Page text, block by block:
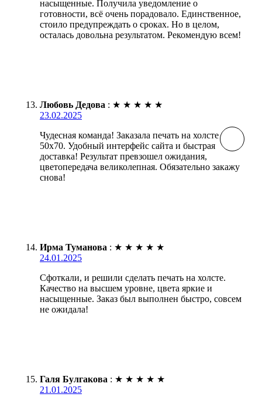
насыщенные. Получила уведомление о
готовности, всё очень порадовало. Единственное,
стоило предупреждать о сроках. Но в целом,
осталась довольна результатом. Рекомендую всем!
Любовь Дедова : ★ ★ ★ ★ ★
23.02.2025
Чудесная команда! Заказала печать на холсте
50х70. Удобный интерфейс сайта и быстрая
доставка! Результат превзошел ожидания,
цветопередача великолепная. Обязательно закажу
снова!
Ирма Туманова : ★ ★ ★ ★ ★
24.01.2025
Сфоткали, и решили сделать печать на холсте.
Качество на высшем уровне, цвета яркие и
насыщенные. Заказ был выполнен быстро, совсем
не ожидала!
Галя Булгакова : ★ ★ ★ ★ ★
21.01.2025